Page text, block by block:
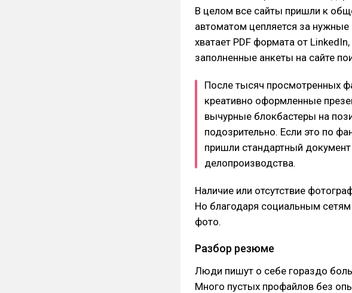
В целом все сайты пришли к
автоматом цепляется за
хватает PDF формата от
заполненные анкеты на сайте
После тысяч просмотренных
креативно оформленные
вычурные блокбастеры на
подозрительно. Если это по
пришли стандартный
делопроизводства.
Наличие или отсутствие
Но благодаря социальным
фото.
Разбор резюме
Люди пишут о себе гораздо
Много пустых профайлов без